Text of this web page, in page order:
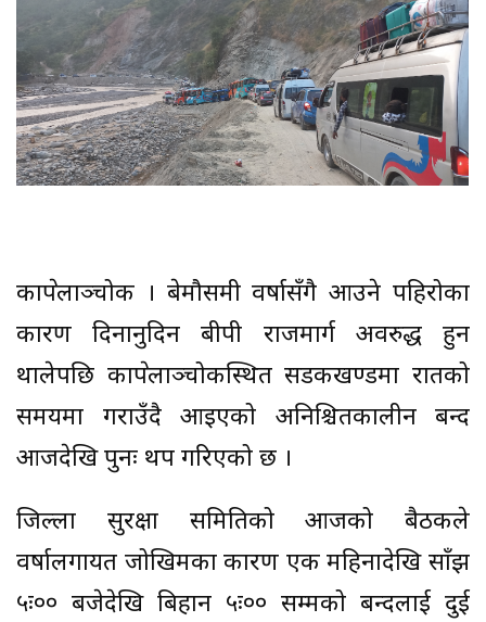
काभ्रेपलाञ्चोक । बेमौसमी वर्षासँगै आउने पहिरोका
कारण दिनानुदिन बीपी राजमार्ग अवरुद्ध हुन
थालेपछि काभ्रेपलाञ्चोकस्थित सडकखण्डमा रातको
समयमा गराउँदै आइएको अनिश्चितकालीन बन्द
आजदेखि पुनः थप गरिएको छ ।
जिल्ला सुरक्षा समितिको आजको बैठकले
वर्षालगायत जोखिमका कारण एक महिनादेखि साँझ
५ः०० बजेदेखि बिहान ५ः०० सम्मको बन्दलाई दुई